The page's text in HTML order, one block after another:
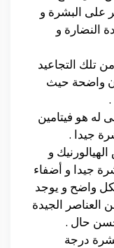
على البشرة و
النضارة و
تلك التجاعيد
واضحة حيث
له هو فيتامين
و
جيدا و أضفاء
واضح و يوجد
العناصر الجيدة
حال .
درجة